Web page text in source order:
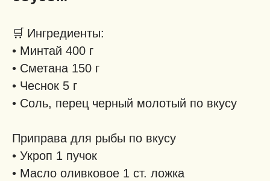
🛒 Ингредиенты:
• Минтай 400 г
• Сметана 150 г
• Чеснок 5 г
• Соль, перец черный молотый по вкусу
Приправа для рыбы по вкусу
• Укроп 1 пучок
• Масло оливковое 1 ст. ложка